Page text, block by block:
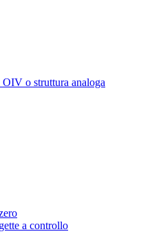
o struttura analoga
a controllo